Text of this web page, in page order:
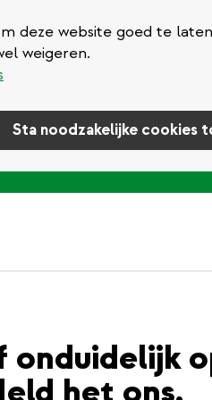
deze website goed te
weigeren.
Sta noodzakelijke cookies